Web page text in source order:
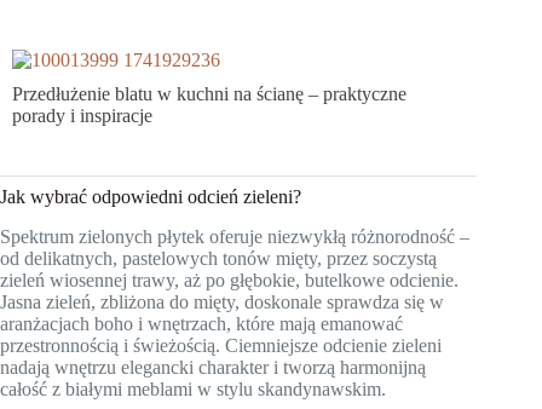
Przedłużenie blatu w kuchni na ścianę – praktyczne
porady i inspiracje
Jak wybrać odpowiedni odcień zieleni?
Spektrum zielonych płytek oferuje niezwykłą różnorodność –
od delikatnych, pastelowych tonów mięty, przez soczystą
zieleń wiosennej trawy, aż po głębokie, butelkowe odcienie.
Jasna zieleń, zbliżona do mięty, doskonale sprawdza się w
aranżacjach boho i wnętrzach, które mają emanować
przestronnością i świeżością. Ciemniejsze odcienie zieleni
nadają wnętrzu elegancki charakter i tworzą harmonijną
całość z białymi meblami w stylu skandynawskim.